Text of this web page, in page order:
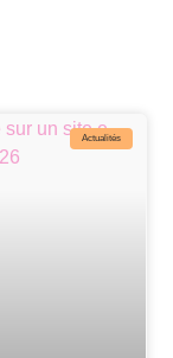
Actualités